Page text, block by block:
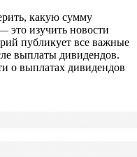
какую сумму
изучить новости
публикует все важные
выплаты дивидендов.
о выплатах дивидендов